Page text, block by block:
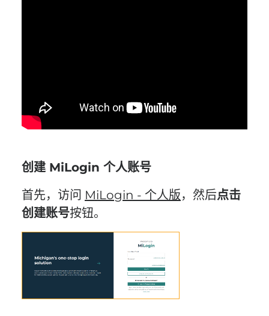
创建 MiLogin 个人账号
首先，访问 MiLogin - 个人版，然后点击
创建账号按钮。